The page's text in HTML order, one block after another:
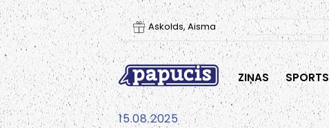
Askolds, Aisma
ZIŅAS SPORTS
15.08.2025